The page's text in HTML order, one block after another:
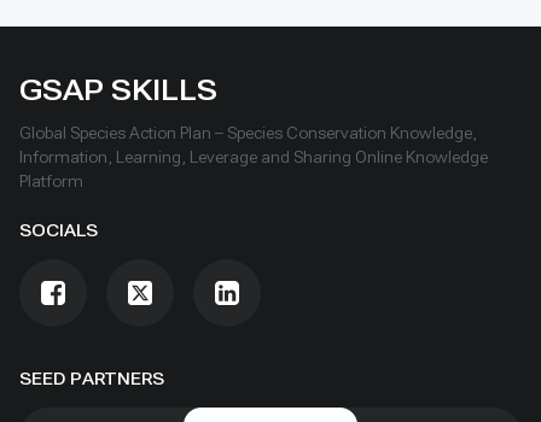
SEED PARTNERS
GSAP SKILLS
Global Species Action Plan – Species Conservation Knowledge,
Information, Learning, Leverage and Sharing Online Knowledge
Platform
SOCIALS